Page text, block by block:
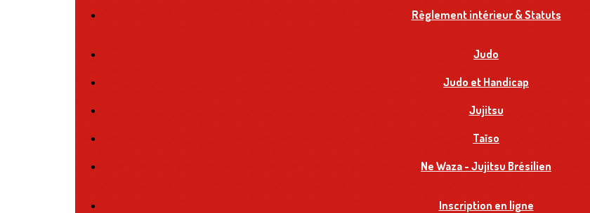
Règlement intérieur & Statuts
Judo
Judo et Handicap
Jujitsu
Taïso
Ne Waza - Jujitsu Brésilien
Inscription en ligne